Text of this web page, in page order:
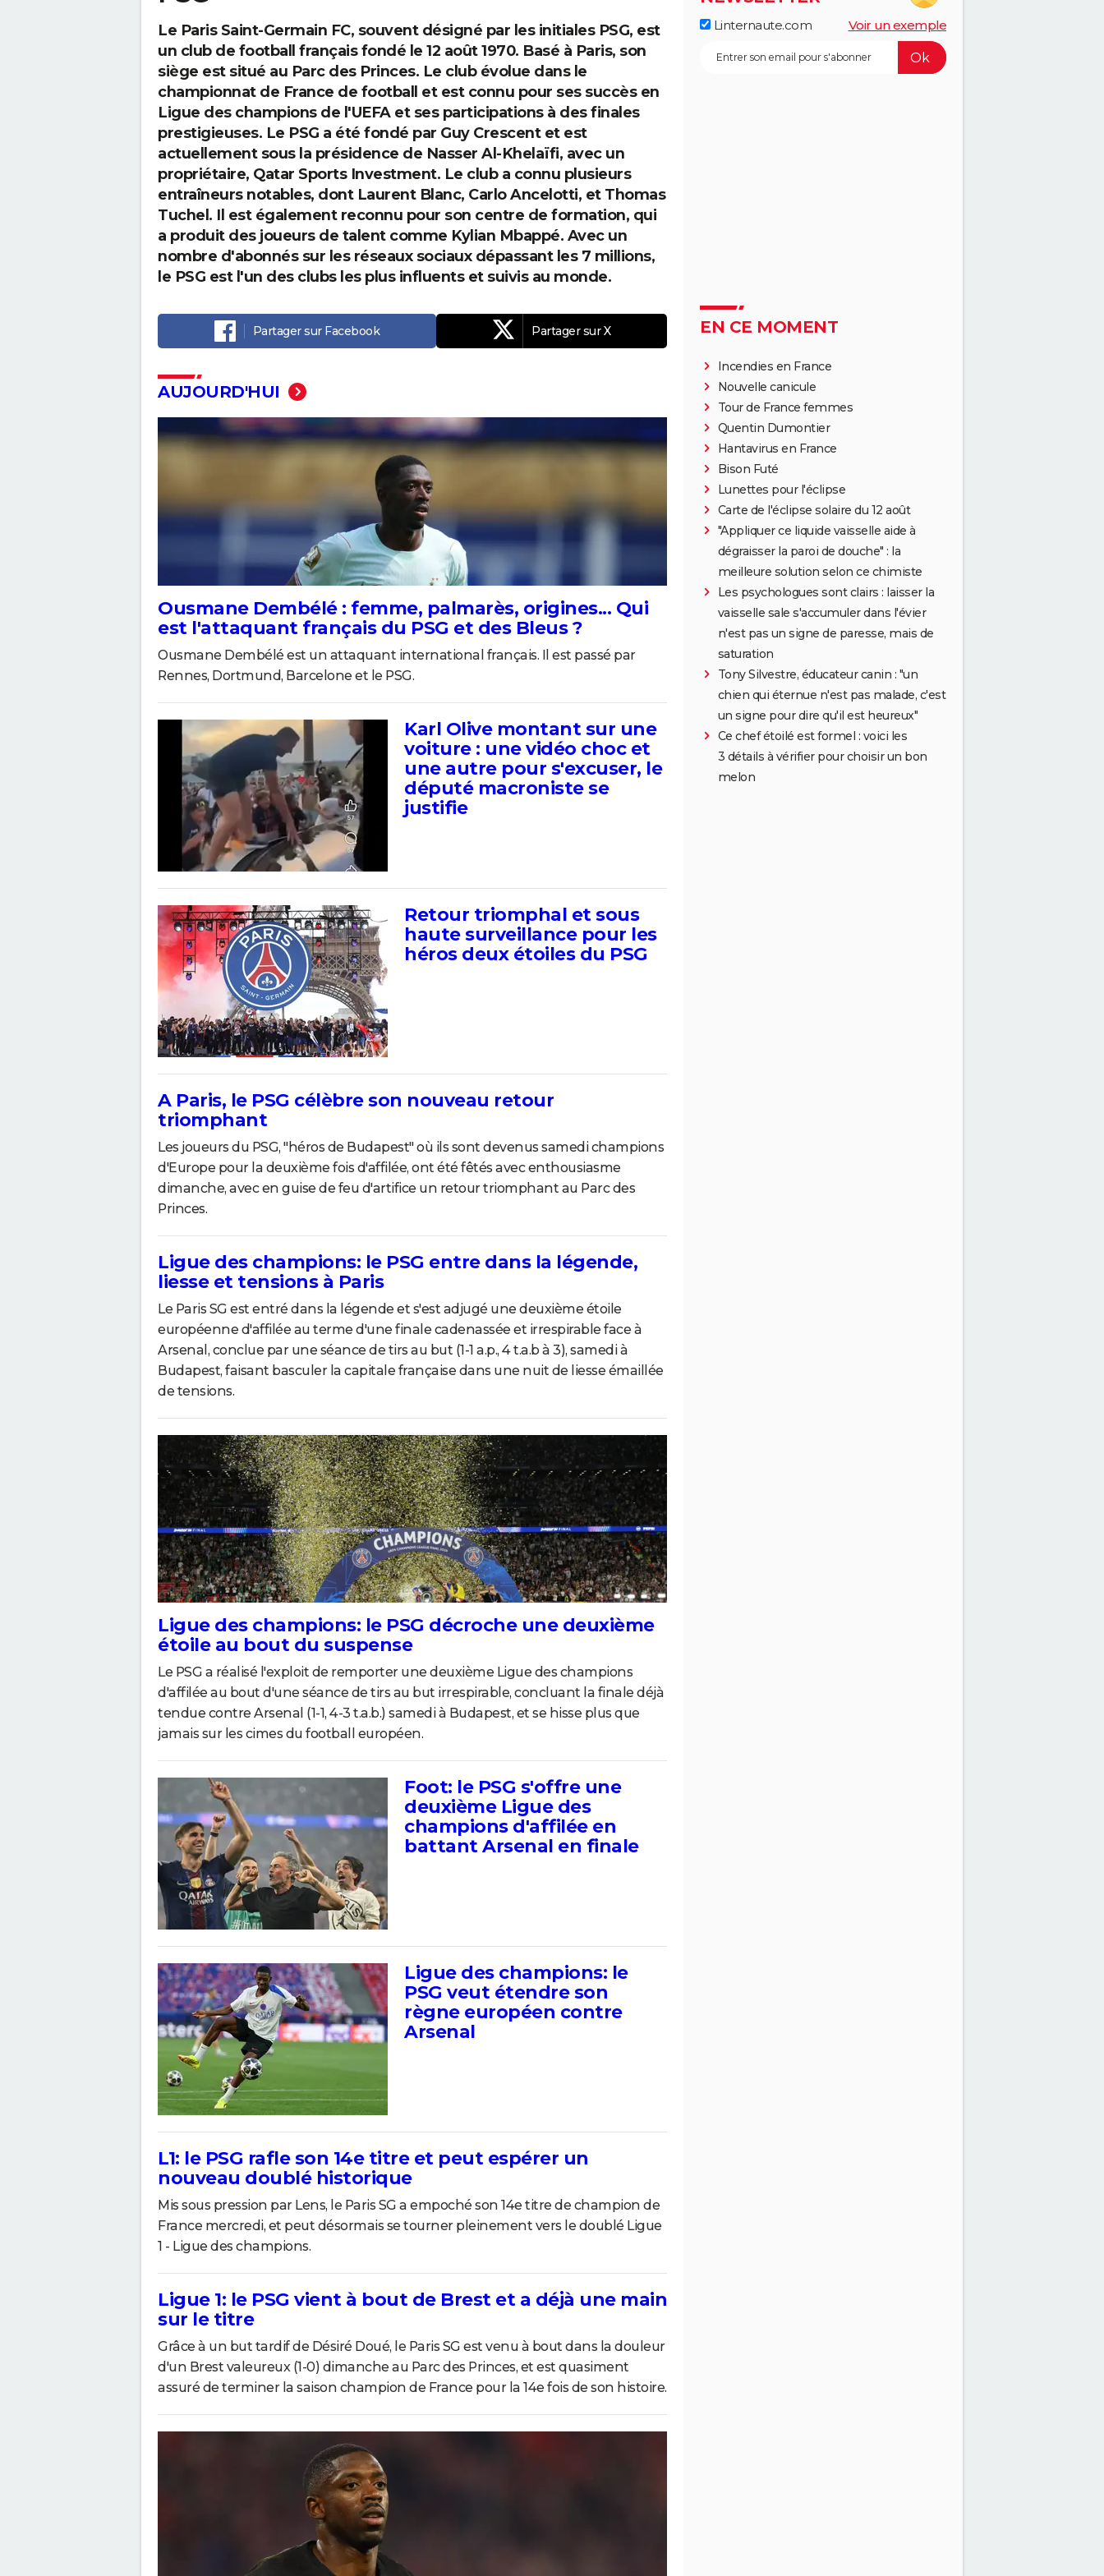
Le Paris Saint-Germain FC, souvent désigné par les initiales PSG, est
un club de football français fondé le 12 août 1970. Basé à Paris, son
siège est situé au Parc des Princes. Le club évolue dans le
championnat de France de football et est connu pour ses succès en
Ligue des champions de l'UEFA et ses participations à des finales
prestigieuses. Le PSG a été fondé par Guy Crescent et est
actuellement sous la présidence de Nasser Al-Khelaïfi, avec un
propriétaire, Qatar Sports Investment. Le club a connu plusieurs
entraîneurs notables, dont Laurent Blanc, Carlo Ancelotti, et Thomas
Tuchel. Il est également reconnu pour son centre de formation, qui
a produit des joueurs de talent comme Kylian Mbappé. Avec un
nombre d'abonnés sur les réseaux sociaux dépassant les 7 millions,
le PSG est l'un des clubs les plus influents et suivis au monde.
Partagersur Facebook Partagersur X
AUJOURD'HUI
Ousmane Dembélé : femme, palmarès, origines... Qui
est l'attaquant français du PSG et des Bleus ?
Ousmane Dembélé est un attaquant international français. Il est passé par
Rennes, Dortmund, Barcelone et le PSG.
Karl Olive montant sur une
voiture : une vidéo choc et
une autre pour s'excuser, le
député macroniste se
justifie
Retour triomphal et sous
haute surveillance pour les
héros deux étoiles du PSG
A Paris, le PSG célèbre son nouveau retour
triomphant
Les joueurs du PSG, "héros de Budapest" où ils sont devenus samedi champions
d'Europe pour la deuxième fois d'affilée, ont été fêtés avec enthousiasme
dimanche, avec en guise de feu d'artifice un retour triomphant au Parc des
Princes.
Ligue des champions: le PSG entre dans la légende,
liesse et tensions à Paris
Le Paris SG est entré dans la légende et s'est adjugé une deuxième étoile
européenne d'affilée au terme d'une finale cadenassée et irrespirable face à
Arsenal, conclue par une séance de tirs au but (1-1 a.p., 4 t.a.b à 3), samedi à
Budapest, faisant basculer la capitale française dans une nuit de liesse émaillée
de tensions.
Ligue des champions: le PSG décroche une deuxième
étoile au bout du suspense
Le PSG a réalisé l'exploit de remporter une deuxième Ligue des champions
d'affilée au bout d'une séance de tirs au but irrespirable, concluant la finale déjà
tendue contre Arsenal (1-1, 4-3 t.a.b.) samedi à Budapest, et se hisse plus que
jamais sur les cimes du football européen.
Foot: le PSG s'offre une
deuxième Ligue des
champions d'affilée en
battant Arsenal en finale
Ligue des champions: le
PSG veut étendre son
règne européen contre
Arsenal
L1: le PSG rafle son 14e titre et peut espérer un
nouveau doublé historique
Mis sous pression par Lens, le Paris SG a empoché son 14e titre de champion de
France mercredi, et peut désormais se tourner pleinement vers le doublé Ligue
1 - Ligue des champions.
Ligue 1: le PSG vient à bout de Brest et a déjà une main
sur le titre
Grâce à un but tardif de Désiré Doué, le Paris SG est venu à bout dans la douleur
d'un Brest valeureux (1-0) dimanche au Parc des Princes, et est quasiment
assuré de terminer la saison champion de France pour la 14e fois de son histoire.
Linternaute.com Voir un exemple
EN CE MOMENT
Incendies en France
Nouvelle canicule
Tour de France femmes
Quentin Dumontier
Hantavirus en France
Bison Futé
Lunettes pour l'éclipse
Carte de l'éclipse solaire du 12 août
"Appliquer ce liquide vaisselle aide à
dégraisser la paroi de douche" : la
meilleure solution selon ce chimiste
Les psychologues sont clairs : laisser la
vaisselle sale s'accumuler dans l'évier
n'est pas un signe de paresse, mais de
saturation
Tony Silvestre, éducateur canin : "un
chien qui éternue n'est pas malade, c'est
un signe pour dire qu'il est heureux"
Ce chef étoilé est formel : voici les
3 détails à vérifier pour choisir un bon
melon